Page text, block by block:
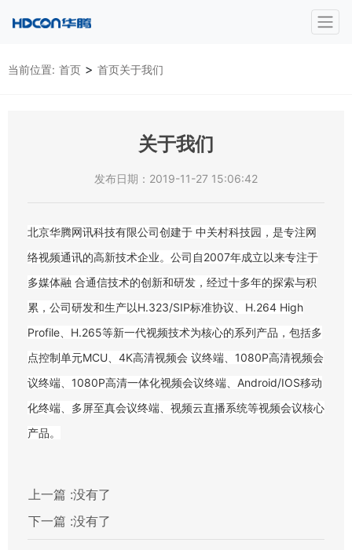
当前位置: 首页 > 首页关于我们
关于我们
发布日期：2019-11-27 15:06:42
北京华腾网讯科技有限公司创建于 中关村科技园，是专注网
络视频通讯的高新技术企业。公司自2007年成立以来专注于
多媒体融 合通信技术的创新和研发，经过十多年的探索与积
累，公司研发和生产以H.323/SIP标准协议、H.264 High
Profile、H.265等新一代视频技术为核心的系列产品，包括多
点控制单元MCU、4K高清视频会 议终端、1080P高清视频会
议终端、1080P高清一体化视频会议终端、Android/IOS移动
化终端、多屏至真会议终端、视频云直播系统等视频会议核心
产品。
上一篇 :没有了
下一篇 :没有了